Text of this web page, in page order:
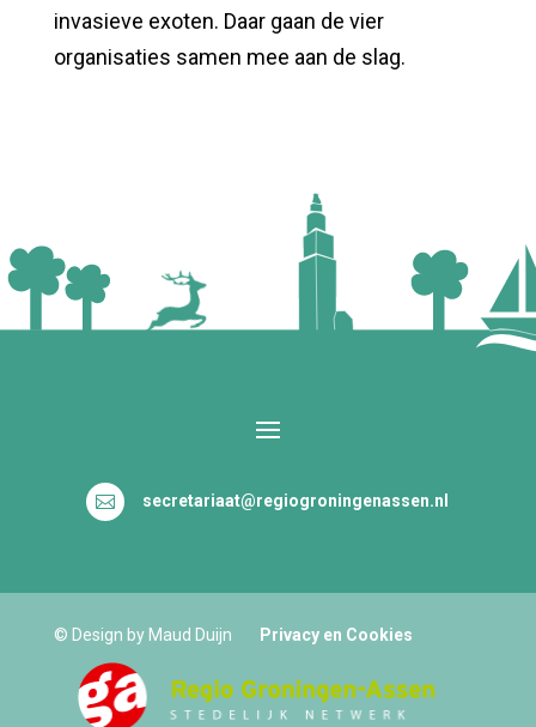
invasieve exoten. Daar gaan de vier
organisaties samen mee aan de slag.
 secretariaat@regiogroningenassen.nl
© Design by Maud Duijn Privacy en Cookies